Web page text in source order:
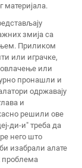
материјала.
змија са
Приликом
или играчке,
или
пронашли и
одржавају
и
решили ове
ди-и" треба да
него што
изабрали алате
проблема